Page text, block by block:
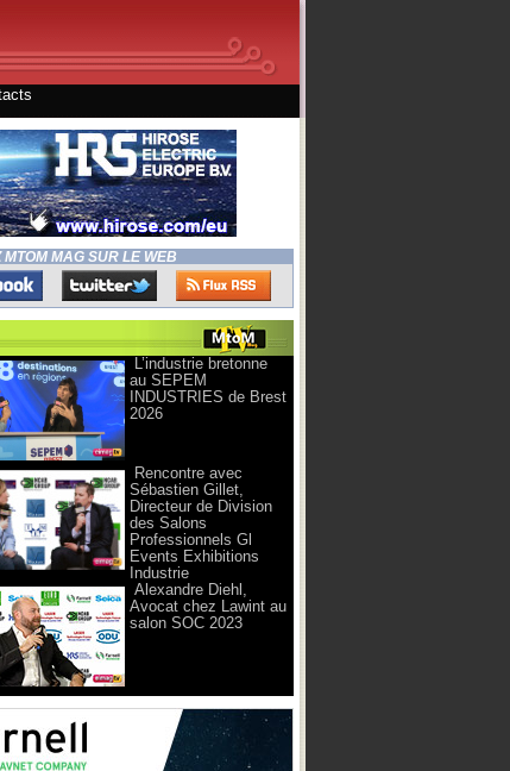
MTOM MAG SUR LE WEB
L’industrie bretonne
au SEPEM
INDUSTRIES de Brest
2026
Rencontre avec
Sébastien Gillet,
Directeur de Division
des Salons
Professionnels Gl
Events Exhibitions
Industrie
Alexandre Diehl,
Avocat chez Lawint au
salon SOC 2023